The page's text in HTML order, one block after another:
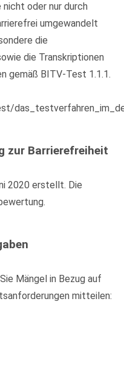
nicht oder nur durch
umgewandelt
die
die Transkriptionen
gemäß BITV-Test 1.1.1.
zur Barrierefreiheit
2020 erstellt. Die
Mängel in Bezug auf
mitteilen: